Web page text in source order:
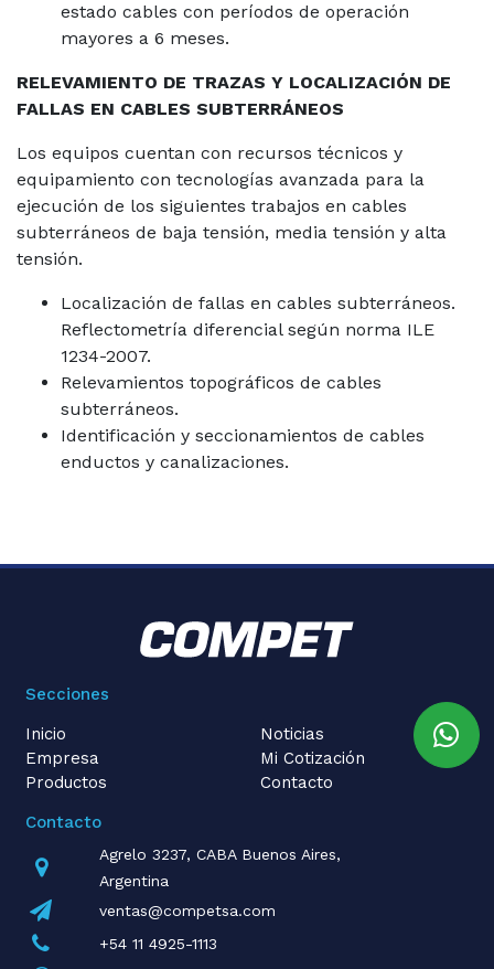
estado cables con períodos de operación
mayores a 6 meses.
RELEVAMIENTO DE TRAZAS Y LOCALIZACIÓN DE
FALLAS EN CABLES SUBTERRÁNEOS
Los equipos cuentan con recursos técnicos y
equipamiento con tecnologías avanzada para la
ejecución de los siguientes trabajos en cables
subterráneos de baja tensión, media tensión y alta
tensión.
Localización de fallas en cables subterráneos.
Reflectometría diferencial según norma ILE
1234-2007.
Relevamientos topográficos de cables
subterráneos.
Identificación y seccionamientos de cables
enductos y canalizaciones.
Secciones
Inicio
Empresa
Productos
Noticias
Mi Cotización
Contacto
Contacto
Agrelo 3237, CABA Buenos Aires,
Argentina
ventas@competsa.com
+54 11 4925-1113